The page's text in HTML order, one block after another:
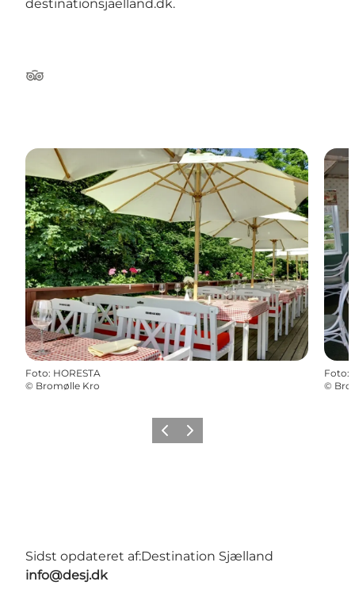
destinationsjaelland.dk.
TripAdvisor
Foto: HORESTA
© Bromølle Kro
Foto:
©
ForrigeNæste
Sidst opdateret af:Destination Sjælland
info@desj.dk